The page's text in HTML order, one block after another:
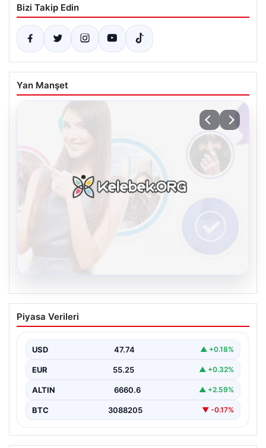
Bizi Takip Edin
Yan Manşet
Kelebek.Org İle Sanal İletişimin Seviyeli
Adresi Ve Sohbet Deneyimi
sağlaması ciddi bir önem taşımaktadır. Günümüzde
çeşitli…
Piyasa Verileri
USD 47.74 ▲ +0.18%
EUR 55.25 ▲ +0.32%
ALTIN 6660.6 ▲ +2.59%
BTC 3088205 ▼ -0.17%